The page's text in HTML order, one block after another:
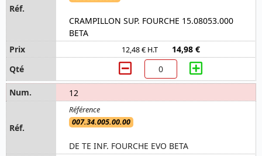
CRAMPILLON SUP. FOURCHE 15.08053.000
BETA
12,48 € H.T 14,98 €
12
007.34.005.00.00
DE TE INF. FOURCHE EVO BETA